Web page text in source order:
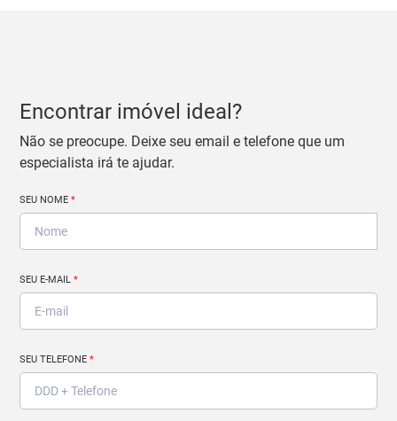
Encontrar imóvel ideal?
Não se preocupe. Deixe seu email e telefone que um
especialista irá te ajudar.
SEU NOME*
SEU E-MAIL*
SEU TELEFONE*